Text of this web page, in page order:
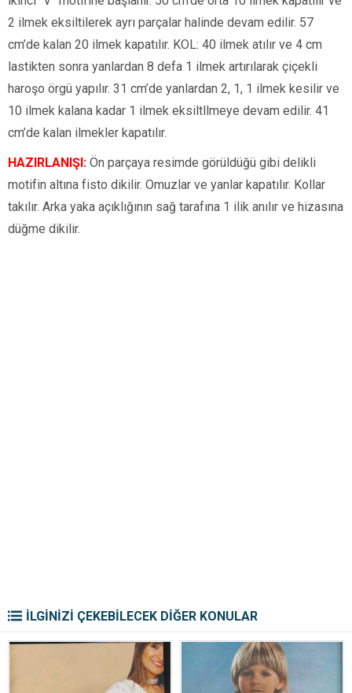
2 ilmek eksiltilerek ayrı parçalar halinde devam edilir. 57
cm’de kalan 20 ilmek kapatılır. KOL: 40 ilmek atılır ve 4 cm
lastikten sonra yanlardan 8 defa 1 ilmek artırılarak çiçekli
haroşo örgü yapılır. 31 cm’de yanlardan 2, 1, 1 ilmek kesilir ve
10 ilmek kalana kadar 1 ilmek eksiltllmeye devam edilir. 41
cm’de kalan ilmekler kapatılır.
HAZIRLANIŞI: Ön parçaya resimde görüldüğü gibi delikli
motifin altına fisto dikilir. Omuzlar ve yanlar kapatılır. Kollar
takılır. Arka yaka açıklığının sağ tarafına 1 ilik anılır ve hizasına
düğme dikilir.
İLGİNİZİ ÇEKEBİLECEK DİĞER KONULAR